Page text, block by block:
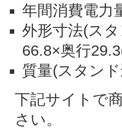
年間消費電力
外形寸法(ス
66.8×奥行
質量(スタン
下記サイトで
さい。